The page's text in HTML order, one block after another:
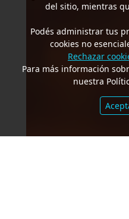
del sitio, mientras
Podés administrar tus
cookies no
Rechazar
Para más información
nuestra